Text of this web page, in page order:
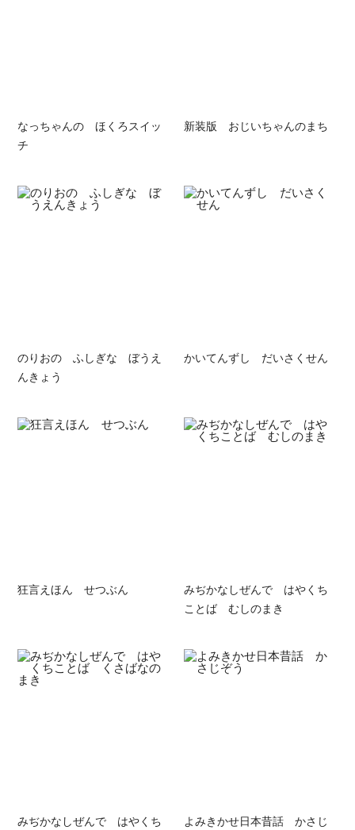
なっちゃんの ほくろスイッ
チ
新装版 おじいちゃんのまち
のりおの ふしぎな ぼうえ
んきょう
かいてんずし だいさくせん
狂言えほん せつぶん
みぢかなしぜんで はやくち
ことば むしのまき
みぢかなしぜんで はやくち
よみきかせ日本昔話 かさじ